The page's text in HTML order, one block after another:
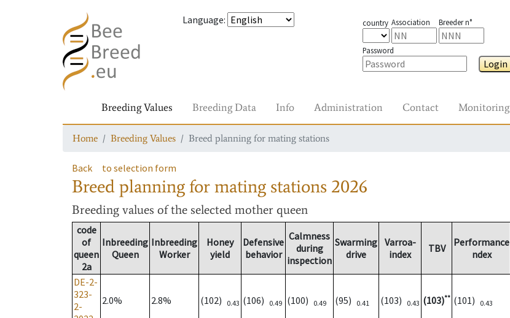
Language: country Association Breeder n°
Password
Login
Breeding Values Breeding Data Info Administration Contact Monitoring
Home Breeding Values Breed planning for mating stations
Back to selection form
Breed planning for mating stations 2026
Breeding values of the selected mother queen
code
of
queen
2a
Inbreeding
Queen
Inbreeding
Worker
Honey
yield
Defensive
behavior
Calmness
during
inspection
Swarming
drive
Varroa-
index
TBV
Performance
ndex
DE-2-
323-
2-
2.0% 2.8% (102) 0.43 (106) 0.49 (100) 0.49 (95) 0.41 (103) 0.43 (103)** (101) 0.43